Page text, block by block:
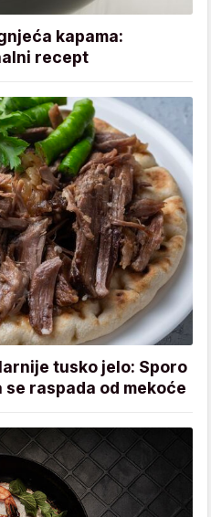
kapama:
recept
tusko jelo: Sporo
raspada od mekoće